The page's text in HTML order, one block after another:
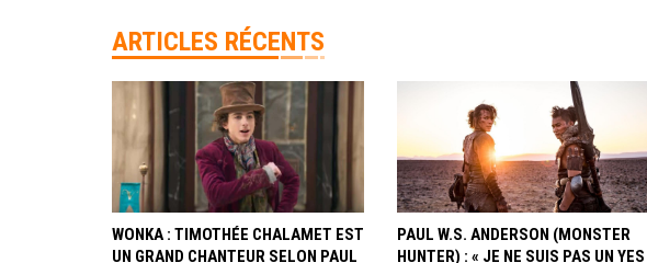
ARTICLES RÉCENTS
WONKA : TIMOTHÉE CHALAMET EST
UN GRAND CHANTEUR SELON PAUL
PAUL W.S. ANDERSON (MONSTER
HUNTER) : « JE NE SUIS PAS UN YES